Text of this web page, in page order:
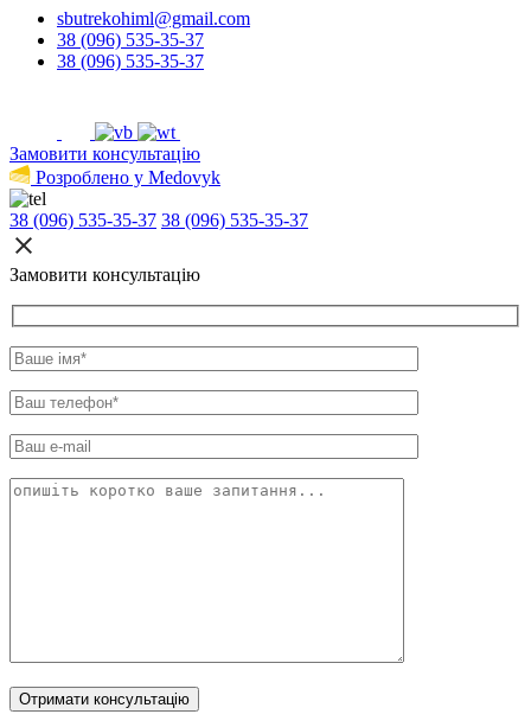
sbutrekohiml@gmail.com
38 (096) 535-35-37
38 (096) 535-35-37
Замовити консультацію
Розроблено у Medovyk
38 (096) 535-35-37 38 (096) 535-35-37
Замовити консультацію